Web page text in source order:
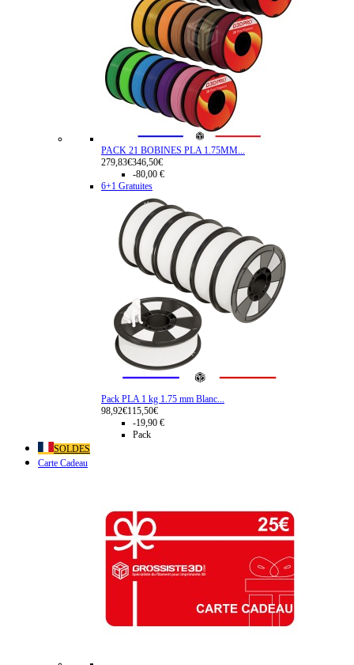
PACK 21 BOBINES PLA 1.75MM...
279,83€346,50€
-80,00 €
6+1 Gratuites
Pack PLA 1 kg 1.75 mm Blanc...
98,92€115,50€
-19,90 €
Pack
SOLDES
Carte Cadeau